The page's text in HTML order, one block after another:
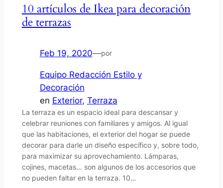
10 artículos de Ikea para decoración
de terrazas
Feb 19, 2020—por
Equipo Redacción Estilo y
Decoración
en Exterior, Terraza
La terraza es un espacio ideal para descansar y
celebrar reuniones con familiares y amigos. Al igual
que las habitaciones, el exterior del hogar se puede
decorar para darle un diseño específico y, sobre todo,
para maximizar su aprovechamiento. Lámparas,
cojines, macetas… son algunos de los accesorios que
no pueden faltar en la terraza. 10…